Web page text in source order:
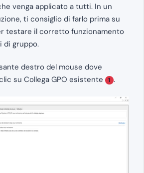
venga applicato a tutti. In un
ti consiglio di farlo prima su
testare il corretto funzionamento
di gruppo.
destro del mouse dove
su Collega GPO esistente
1 .